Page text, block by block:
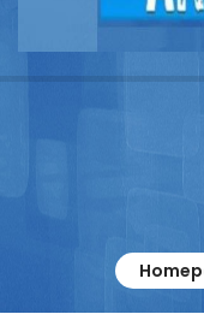
Columnistas
Contacto